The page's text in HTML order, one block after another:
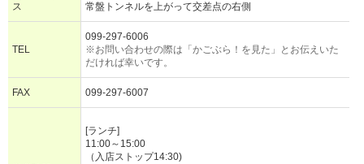
ス
常盤トンネルを上がって交差点の右側
TEL
099-297-6006
※お問い合わせの際は「かごぶら！を見た」とお伝えいた
だければ幸いです。
FAX 099-297-6007
[ランチ]
11:00～15:00
（入店ストップ14:30)